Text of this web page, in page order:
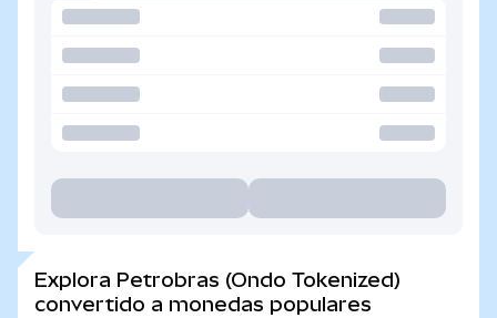
Explora Petrobras (Ondo Tokenized)
convertido a monedas populares